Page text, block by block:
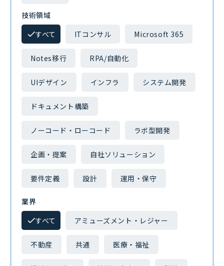
技術領域
すべて
ITコンサル Microsoft 365
Notes移行 RPA/自動化
UIデザイン インフラ システム開発
ドキュメント構築
ノーコード・ローコード ラボ型開発
企画・提案 自社ソリューション
要件定義 設計 運用・保守
業界
すべて
アミューズメント・レジャー
不動産 共通 医療・福祉